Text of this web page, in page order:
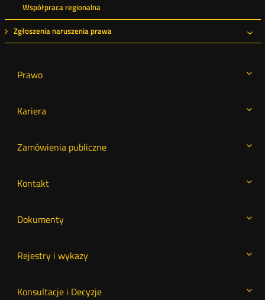
Współpraca regionalna
Zgłoszenia naruszenia prawa
Prawo
Kariera
Zamówienia publiczne
Kontakt
Dokumenty
Rejestry i wykazy
Konsultacje i Decyzje